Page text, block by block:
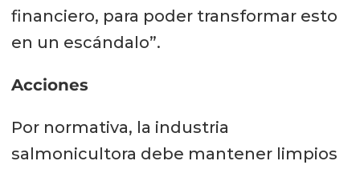
financiero, para poder transformar esto
en un escándalo”.
Acciones
Por normativa, la industria
salmonicultora debe mantener limpios